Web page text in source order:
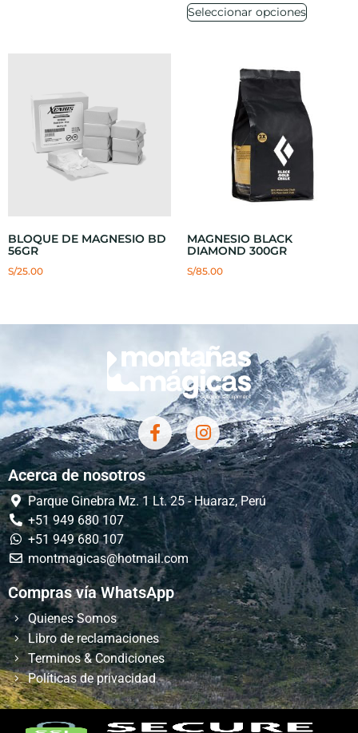
Seleccionar opciones
BLOQUE DE MAGNESIO BD
56GR
S/25.00
MAGNESIO BLACK
DIAMOND 300GR
S/85.00
Acerca de nosotros
Parque Ginebra Mz. 1 Lt. 25 - Huaraz, Perú
+51 949 680 107
+51 949 680 107
montmagicas@hotmail.com
Compras vía WhatsApp
Quienes Somos
Libro de reclamaciones
Terminos & Condiciones
Políticas de privacidad